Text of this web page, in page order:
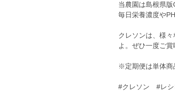
当農園は島根県版
毎日栄養濃度や
クレソンは、様
よ。ぜひ一度ご賞
※定期便は単体商
#クレソン #レ